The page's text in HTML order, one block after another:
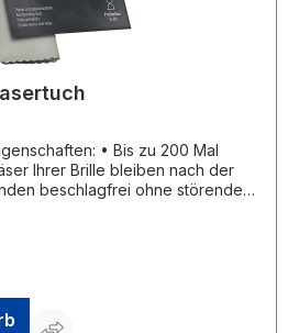
• Bis zu 200 Mal
ohne störende
info@univet.it